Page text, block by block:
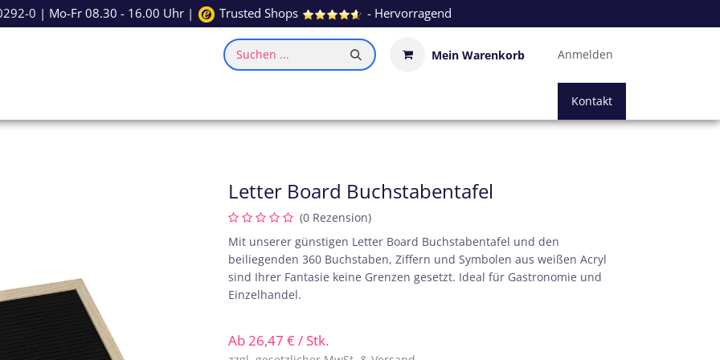
0 | Mo-Fr 08.30 - 16.00 Uhr | Trusted Shops - Hervorragend
Suchen ... Mein Warenkorb Anmelden
Kontakt
Letter Board Buchstabentafel
(0 Rezension)
Mit unserer günstigen Letter Board Buchstabentafel und den
beiliegenden 360 Buchstaben, Ziffern und Symbolen aus weißen Acryl
sind Ihrer Fantasie keine Grenzen gesetzt. Ideal für Gastronomie und
Einzelhandel.
Ab26,47 €/ Stk.